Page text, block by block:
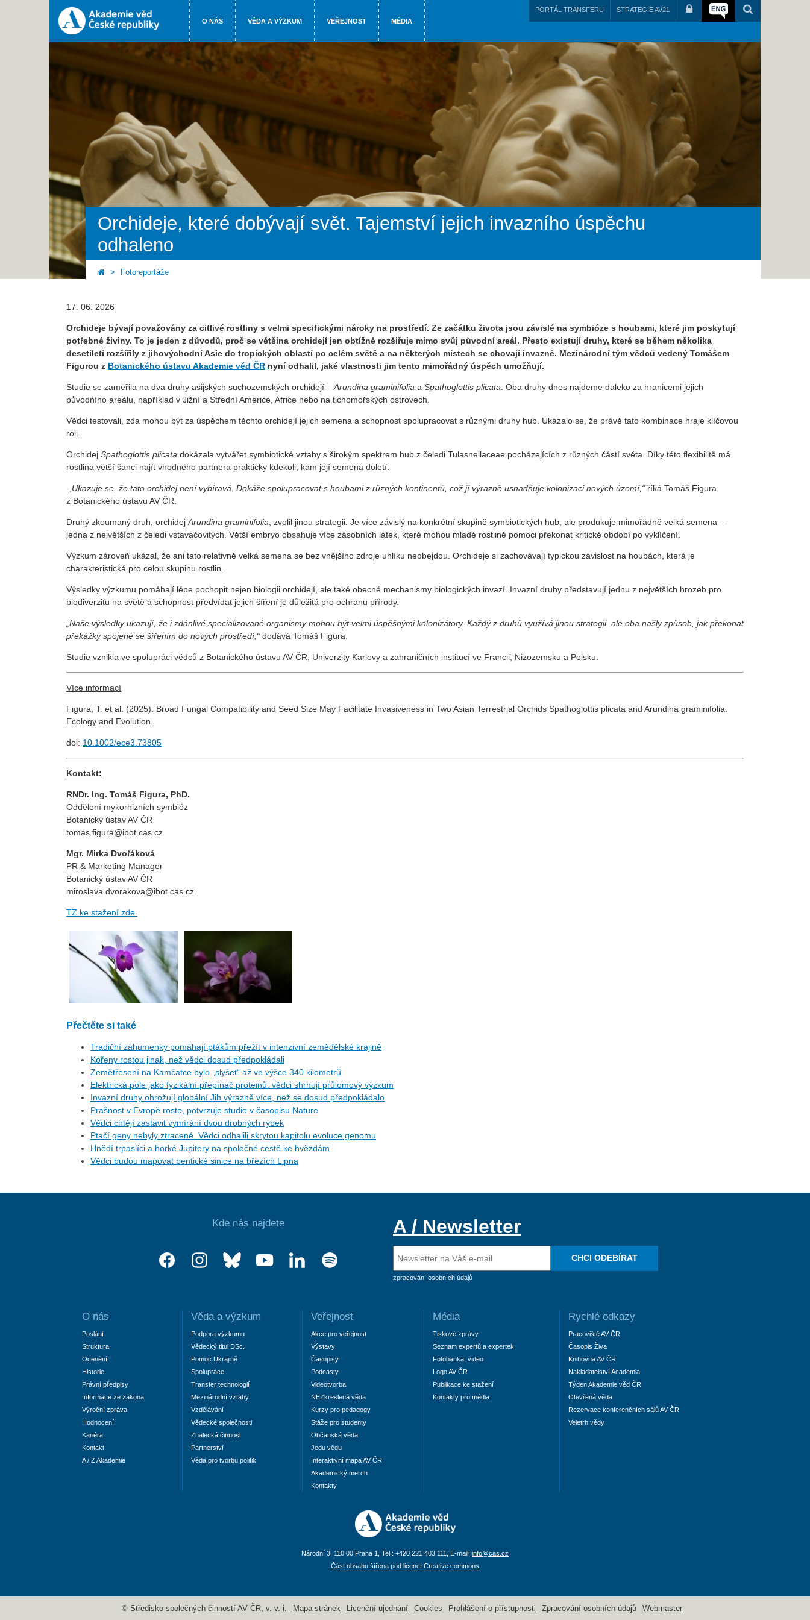
O NÁS VĚDA A VÝZKUM VEŘEJNOST MÉDIA
PORTÁL TRANSFERU STRATEGIE AV21
Orchideje, které dobývají svět. Tajemství jejich invazního úspěchu
odhaleno
Fotoreportáže
17. 06. 2026
Orchideje bývají považovány za citlivé rostliny s velmi specifickými nároky na prostředí. Ze začátku života jsou závislé na symbióze s houbami, které jim poskytují
potřebné živiny. To je jeden z důvodů, proč se většina orchidejí jen obtížně rozšiřuje mimo svůj původní areál. Přesto existují druhy, které se během několika
desetiletí rozšířily z jihovýchodní Asie do tropických oblastí po celém světě a na některých místech se chovají invazně. Mezinárodní tým vědců vedený Tomášem
Figurou z Botanického ústavu Akademie věd ČR nyní odhalil, jaké vlastnosti jim tento mimořádný úspěch umožňují.
Studie se zaměřila na dva druhy asijských suchozemských orchidejí –Arundina graminifolia a Spathoglottis plicata. Oba druhy dnes najdeme daleko za hranicemi jejich
původního areálu, například v Jižní a Střední Americe, Africe nebo na tichomořských ostrovech.
Vědci testovali, zda mohou být za úspěchem těchto orchidejí jejich semena a schopnost spolupracovat s různými druhy hub. Ukázalo se, že právě tato kombinace hraje klíčovou
roli.
Orchidej Spathoglottis plicata dokázala vytvářet symbiotické vztahy s širokým spektrem hub z čeledi Tulasnellaceae pocházejících z různých částí světa. Díky této flexibilitě má
rostlina větší šanci najít vhodného partnera prakticky kdekoli, kam její semena doletí.
„Ukazuje se, že tato orchidej není vybíravá. Dokáže spolupracovat s houbami z různých kontinentů, což jí výrazně usnadňuje kolonizaci nových území,“ říká Tomáš Figura
z Botanického ústavu AV ČR.
Druhý zkoumaný druh, orchidejArundina graminifolia, zvolil jinou strategii. Je více závislý na konkrétní skupině symbiotických hub, ale produkuje mimořádně velká semena –
jedna z největších z čeledi vstavačovitých. Větší embryo obsahuje více zásobních látek, které mohou mladé rostlině pomoci překonat kritické období po vyklíčení.
Výzkum zároveň ukázal, že ani tato relativně velká semena se bez vnějšího zdroje uhlíku neobejdou. Orchideje si zachovávají typickou závislost na houbách, která je
charakteristická pro celou skupinu rostlin.
Výsledky výzkumu pomáhají lépe pochopit nejen biologii orchidejí, ale také obecné mechanismy biologických invazí. Invazní druhy představují jednu z největších hrozeb pro
biodiverzitu na světě a schopnost předvídat jejich šíření je důležitá pro ochranu přírody.
„Naše výsledky ukazují, že i zdánlivě specializované organismy mohou být velmi úspěšnými kolonizátory. Každý z druhů využívá jinou strategii, ale oba našly způsob, jak překonat
překážky spojené se šířením do nových prostředí,“ dodává Tomáš Figura.
Studie vznikla ve spolupráci vědců z Botanického ústavu AV ČR, Univerzity Karlovy a zahraničních institucí ve Francii, Nizozemsku a Polsku.
Více informací
Figura, T. et al. (2025): Broad Fungal Compatibility and Seed Size May Facilitate Invasiveness in Two Asian Terrestrial Orchids Spathoglottis plicata and Arundina graminifolia.
Ecology and Evolution.
doi: 10.1002/ece3.73805
Kontakt:
RNDr. Ing. Tomáš Figura, PhD.
Oddělení mykorhizních symbióz
Botanický ústav AV ČR
tomas.figura@ibot.cas.cz
Mgr. Mirka Dvořáková
PR & Marketing Manager
Botanický ústav AV ČR
miroslava.dvorakova@ibot.cas.cz
TZ ke stažení zde.
Přečtěte si také
Tradiční záhumenky pomáhají ptákům přežít v intenzivní zemědělské krajině
Kořeny rostou jinak, než vědci dosud předpokládali
Zemětřesení na Kamčatce bylo „slyšet“ až ve výšce 340 kilometrů
Elektrická pole jako fyzikální přepínač proteinů: vědci shrnují průlomový výzkum
Invazní druhy ohrožují globální Jih výrazně více, než se dosud předpokládalo
Prašnost v Evropě roste, potvrzuje studie v časopisu Nature
Vědci chtějí zastavit vymírání dvou drobných rybek
Ptačí geny nebyly ztracené. Vědci odhalili skrytou kapitolu evoluce genomu
Hnědí trpaslíci a horké Jupitery na společné cestě ke hvězdám
Vědci budou mapovat bentické sinice na březích Lipna
Kde nás najdete A / Newsletter
zpracování osobních údajů
CHCI ODEBÍRAT
O nás
Poslání
Struktura
Ocenění
Historie
Právní předpisy
Informace ze zákona
Výroční zpráva
Hodnocení
Kariéra
Kontakt
A / Z Akademie
Věda a výzkum
Podpora výzkumu
Vědecký titul DSc.
Pomoc Ukrajině
Spolupráce
Transfer technologií
Mezinárodní vztahy
Vzdělávání
Vědecké společnosti
Znalecká činnost
Partnerství
Věda pro tvorbu politik
Veřejnost
Akce pro veřejnost
Výstavy
Časopisy
Podcasty
Videotvorba
NEZkreslená věda
Kurzy pro pedagogy
Stáže pro studenty
Občanská věda
Jedu vědu
Interaktivní mapa AV ČR
Akademický merch
Kontakty
Média
Tiskové zprávy
Seznam expertů a expertek
Fotobanka, video
Logo AV ČR
Publikace ke stažení
Kontakty pro média
Rychlé odkazy
Pracoviště AV ČR
Časopis Živa
Knihovna AV ČR
Nakladatelství Academia
Týden Akademie věd ČR
Otevřená věda
Rezervace konferenčních sálů AV ČR
Veletrh vědy
Národní 3, 110 00 Praha 1, Tel.: +420 221 403 111, E-mail: info@cas.cz
Část obsahu šířena pod licencí Creative commons
© Středisko společných činností AV ČR, v. v. i. Mapa stránek Licenční ujednání Cookies Prohlášení o přístupnosti Zpracování osobních údajů Webmaster